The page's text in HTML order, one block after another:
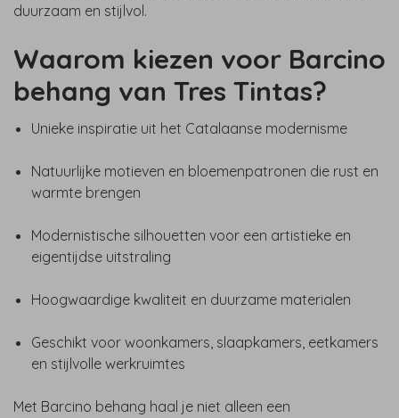
duurzaam en stijlvol.
Waarom kiezen voor Barcino
behang van Tres Tintas?
Unieke inspiratie uit het Catalaanse modernisme
Natuurlijke motieven en bloemenpatronen die rust en
warmte brengen
Modernistische silhouetten voor een artistieke en
eigentijdse uitstraling
Hoogwaardige kwaliteit en duurzame materialen
Geschikt voor woonkamers, slaapkamers, eetkamers
en stijlvolle werkruimtes
Met Barcino behang haal je niet alleen een